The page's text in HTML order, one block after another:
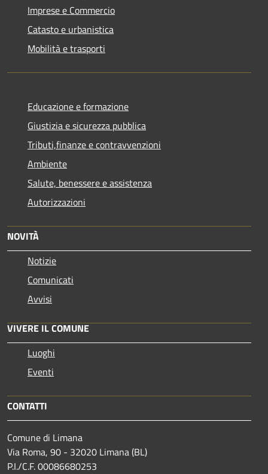
Imprese e Commercio
Catasto e urbanistica
Mobilità e trasporti
Educazione e formazione
Giustizia e sicurezza pubblica
Tributi,finanze e contravvenzioni
Ambiente
Salute, benessere e assistenza
Autorizzazioni
NOVITÀ
Notizie
Comunicati
Avvisi
VIVERE IL COMUNE
Luoghi
Eventi
CONTATTI
Comune di Limana
Via Roma, 90 - 32020 Limana (BL)
P.I./C.F. 00086680253